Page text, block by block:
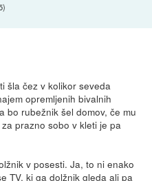
)
šla čez v kolikor seveda
opremljenih bivalnih
bo rubežnik šel domov, če mu
prazno sobo v kleti je pa
v posesti. Ja, to ni enako
TV, ki ga dolžnik gleda ali pa